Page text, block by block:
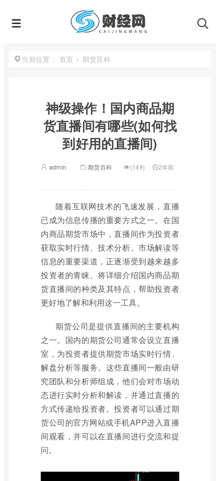
当前位置： 首页 > 期货百科
神级操作！国内商品期
货直播间有哪些(如何找
到好用的直播间)
admin 期货百科 (149) 2年前
随着互联网技术的飞速发展，直播
已成为信息传播的重要方式之一。在国
内商品期货市场中，直播间作为投资者
获取实时行情、技术分析、市场解读等
信息的重要渠道，正逐渐受到越来越多
投资者的青睐。将详细介绍国内商品期
货直播间的种类及其特点，帮助投资者
更好地了解和利用这一工具。
期货公司是提供直播间的主要机构
之一。国内的期货公司通常会设立直播
室，为投资者提供期货市场实时行情、
解盘分析等服务。这些直播间一般由研
究团队和分析师组成，他们会对市场动
态进行实时分析和解读，并通过直播的
方式传递给投资者。投资者可以通过期
货公司的官方网站或手机APP进入直播
间观看，并可以在直播间进行交流和提
问。